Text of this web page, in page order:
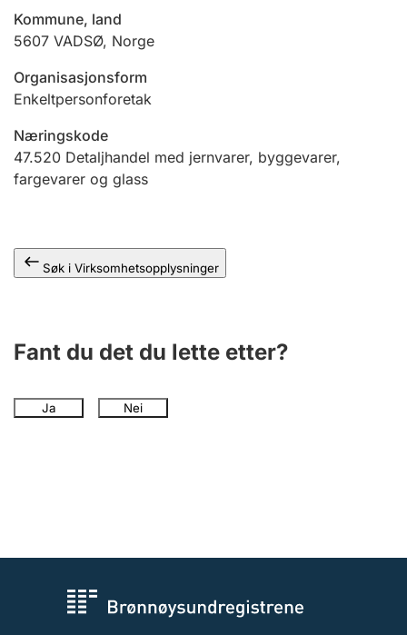
Ektepaktveileder
Andre tema
Kommune, land
5607 VADSØ, Norge
Organisasjonsform
Enkeltpersonforetak
Næringskode
47.520 Detaljhandel med jernvarer, byggevarer,
fargevarer og glass
Søk i Virksomhetsopplysninger
Fant du det du lette etter?
Ja Nei